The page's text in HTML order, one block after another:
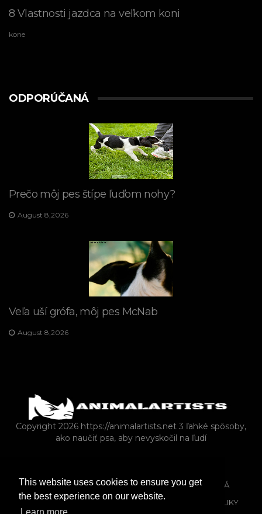
This website uses cookies to ensure you get
the best experience on our website.
8 Vlastnosti jazdca na veľkom koni
kone
ODPORÚČANÁ
Prečo môj pes štípe ľuďom nohy?
August 8,2026
Veľa uší grófa, môj pes McNab
August 8,2026
Copyright 2026 https://animalartists.net 3 ľahké spôsoby,
ako naučiť psa, aby nevyskočil na ľudí
HOSPODÁRSKE ZVIERATÁ AKO DOMÁCE ZVIERATÁ
ZVER A RASTLINSTVO
EXOTICKÉ ZVIERATÁ KRÁLIKY